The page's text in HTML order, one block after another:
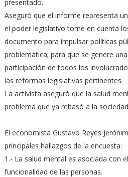
presentado.
Aseguró que el informe representa
el poder legislativo tome en cuenta
documento para impulsar políticas
problemática; para que se genere
participación de todos los
las reformas legislativas pertinentes.
La activista aseguró que la salud
problema que ya rebasó a la
El economista Gustavo Reyes
principales hallazgos de la encuesta:
1.- La salud mental es asociada con
funcionalidad de las personas.